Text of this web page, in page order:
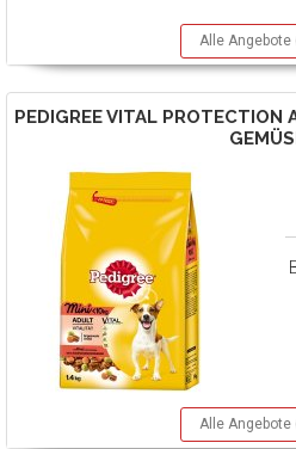
Alle Angebote
PEDIGREEVITAL PROTECTION
Alle Angebote